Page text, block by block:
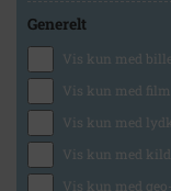
Generelt
Vis kun med
Vis kun med
Vis kun med
Vis kun med
Vis kun med